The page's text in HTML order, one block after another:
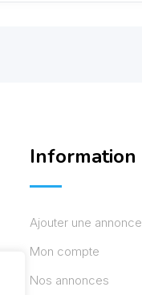
Information
Ajouter une annonce
Mon compte
Nos annonces